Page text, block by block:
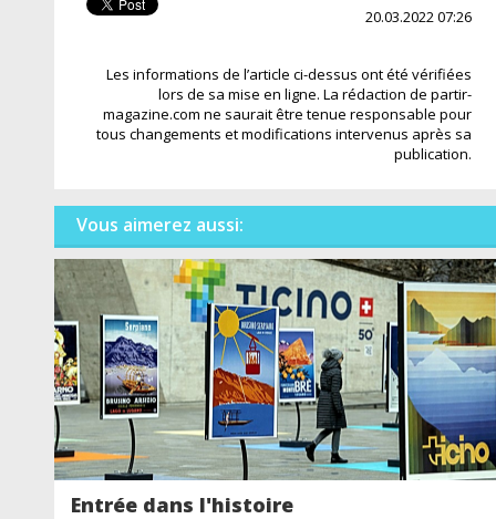
20.03.2022 07:26
Les informations de l’article ci-dessus ont été vérifiées
lors de sa mise en ligne. La rédaction de partir-
magazine.com ne saurait être tenue responsable pour
tous changements et modifications intervenus après sa
publication.
Vous aimerez aussi:
Entrée dans l'histoire